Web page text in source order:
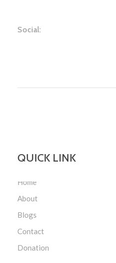
Social:
QUICK LINK
Home
About
Blogs
Contact
Donation